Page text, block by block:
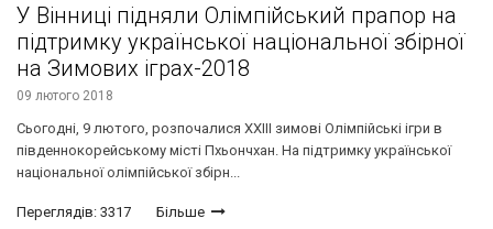
У Вінниці підняли Олімпійський прапор на
підтримку української національної збірної
на Зимових іграх-2018
09 лютого 2018
Сьогодні, 9 лютого, розпочалися XXIІI зимові Олімпійські ігри в
південнокорейському місті Пхьончхан. На підтримку української
національної олімпійської збірн...
Переглядів: 3317 Більше